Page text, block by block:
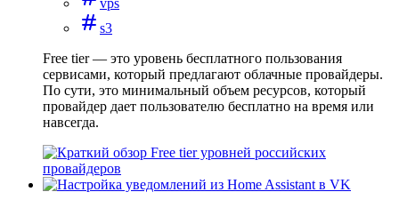
s3
Free tier — это уровень бесплатного пользования
сервисами, который предлагают облачные провайдеры.
По сути, это минимальный объем ресурсов, который
провайдер дает пользователю бесплатно на время или
навсегда.